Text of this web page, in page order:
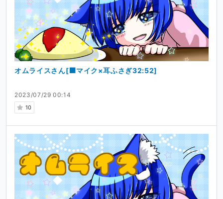
2023/07/29 00:14
10
オムライスさん[⬛マイク×耳ふさぎ32:52]